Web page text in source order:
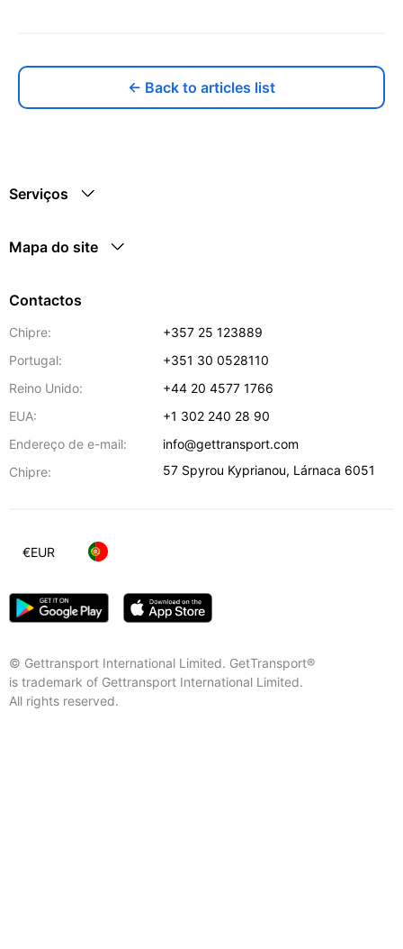
← Back to articles list
Serviços
Mapa do site
Contactos
Chipre:
+357 25 123889
Portugal:
+351 30 0528110
Reino Unido:
+44 20 4577 1766
EUA:
+1 302 240 28 90
Endereço de e-mail:
info@gettransport.com
Chipre:
57 Spyrou Kyprianou, Lárnaca 6051
© Gettransport International Limited. GetTransport®
is trademark of Gettransport International Limited.
All rights reserved.
€EUR